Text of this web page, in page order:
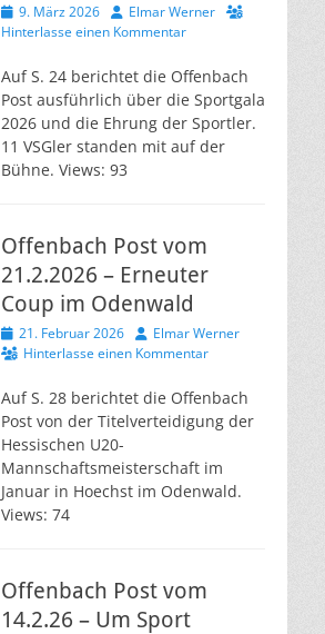
Veröffentlicht
am
9. März 2026 AutorElmar Werner
Hinterlasse einen Kommentar
Auf S. 24 berichtet die Offenbach
Post ausführlich über die Sportgala
2026 und die Ehrung der Sportler.
11 VSGler standen mit auf der
Bühne. Views: 93
Offenbach Post vom
21.2.2026 – Erneuter
Coup im Odenwald
Veröffentlicht
am
21. Februar 2026 AutorElmar Werner
Hinterlasse einen Kommentar
Auf S. 28 berichtet die Offenbach
Post von der Titelverteidigung der
Hessischen U20-
Mannschaftsmeisterschaft im
Januar in Hoechst im Odenwald.
Views: 74
Offenbach Post vom
14.2.26 – Um Sport